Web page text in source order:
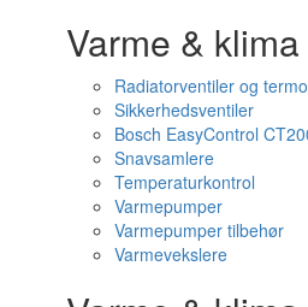
Varme &
Radiatorventiler og
Sikkerhedsventiler
Bosch EasyControl
Snavsamlere
Temperaturkontrol
Varmepumper
Varmepumper tilbehør
Varmevekslere